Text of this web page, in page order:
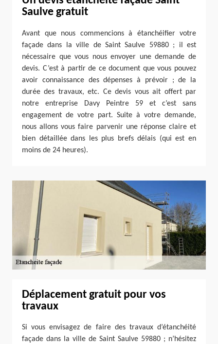
Saulve gratuit
Avant que nous commencions à étanchéifier votre
façade dans la ville de Saint Saulve 59880 ; il est
nécessaire que vous nous envoyer une demande de
devis. C’est à partir de ce document que vous pouvez
avoir connaissance des dépenses à prévoir ; de la
durée des travaux, etc. Ce devis vous ait offert par
notre entreprise Davy Peintre 59 et c’est sans
engagement de votre part. Suite à votre demande,
nous allons vous faire parvenir une réponse claire et
bien détaillée dans les plus brefs délais (qui est en
moins de 24 heures).
Déplacement gratuit pour vos
travaux
Si vous envisagez de faire des travaux d’étanchéité
façade dans la ville de Saint Saulve 59880 ; n’hésitez